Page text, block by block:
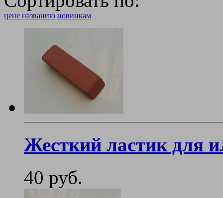
цене названию новинкам
Жесткий ластик для
40 руб.